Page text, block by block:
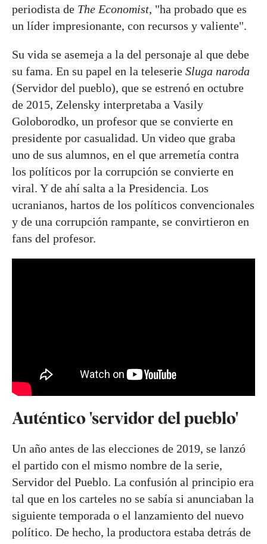
periodista de The Economist, "ha probado que es
un líder impresionante, con recursos y valiente".
Su vida se asemeja a la del personaje al que debe
su fama. En su papel en la teleserie Sluga naroda
(Servidor del pueblo), que se estrenó en octubre
de 2015, Zelensky interpretaba a Vasily
Goloborodko, un profesor que se convierte en
presidente por casualidad. Un video que graba
uno de sus alumnos, en el que arremetía contra
los políticos por la corrupción se convierte en
viral. Y de ahí salta a la Presidencia. Los
ucranianos, hartos de los políticos convencionales
y de una corrupción rampante, se convirtieron en
fans del profesor.
Auténtico 'servidor del pueblo'
Un año antes de las elecciones de 2019, se lanzó
el partido con el mismo nombre de la serie,
Servidor del Pueblo. La confusión al principio era
tal que en los carteles no se sabía si anunciaban la
siguiente temporada o el lanzamiento del nuevo
político. De hecho, la productora estaba detrás de